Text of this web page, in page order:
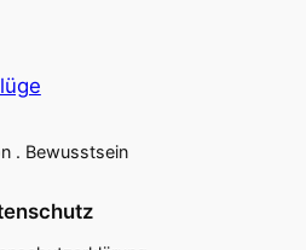
. Bewusstsein